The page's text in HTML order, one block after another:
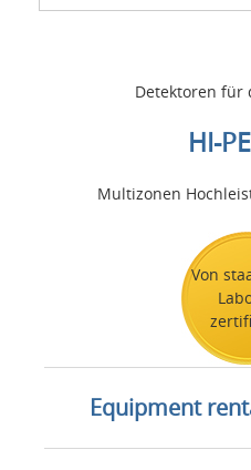
Detektoren für
HI-
Multizonen
Von
Equipment